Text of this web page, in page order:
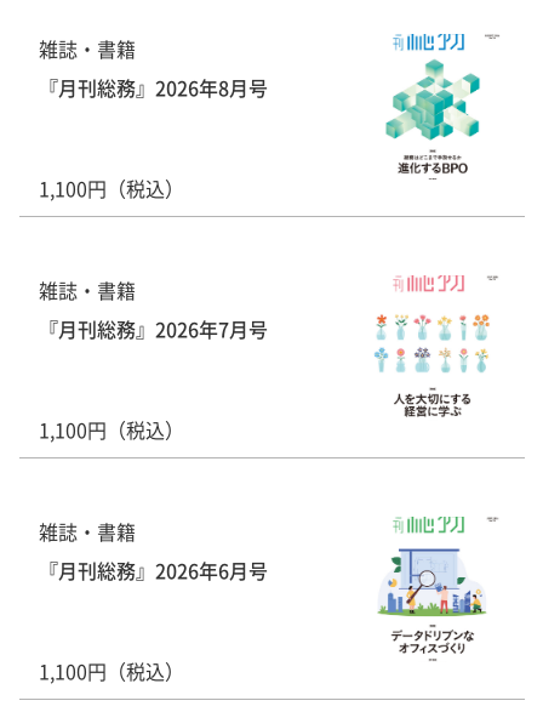
雑誌・書籍
『月刊総務』2026年8月号
1,100円（税込）
雑誌・書籍
『月刊総務』2026年7月号
1,100円（税込）
雑誌・書籍
『月刊総務』2026年6月号
1,100円（税込）